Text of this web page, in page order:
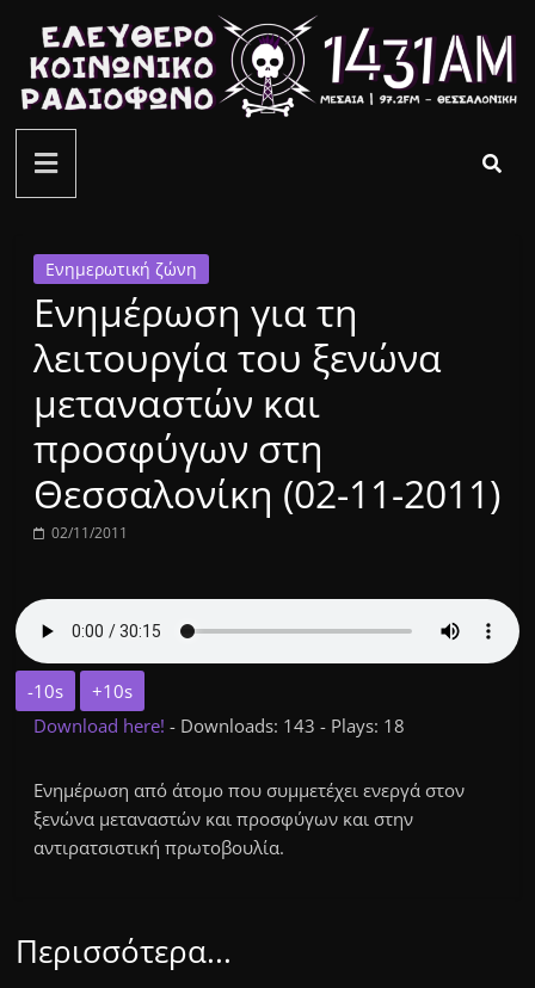
περιεχόμενο
ελεύθερο
κοινωνικό
ραδιόφωνο
1431AM
Ενημερωτική ζώνη
Ενημέρωση για τη
λειτουργία του ξενώνα
μεταναστών και
προσφύγων στη
Θεσσαλονίκη (02-11-2011)
02/11/2011
-10s
+10s
Download here!- Downloads: 143 - Plays: 18
Ενημέρωση από άτομο που συμμετέχει ενεργά στον
ξενώνα μεταναστών και προσφύγων και στην
αντιρατσιστική πρωτοβουλία.
Περισσότερα...